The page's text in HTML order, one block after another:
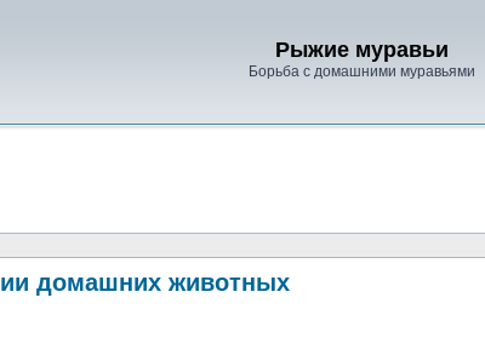
Рыжие муравьи
Борьба с домашними муравьями
домашних животных